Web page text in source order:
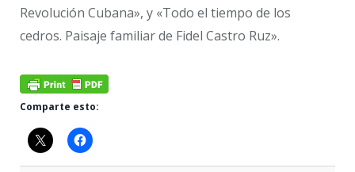
Revolución Cubana», y «Todo el tiempo de los
cedros. Paisaje familiar de Fidel Castro Ruz».
Comparte esto: